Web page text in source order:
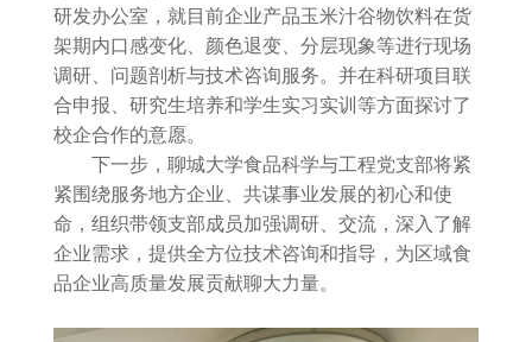
研发办公室，就目前企业产品玉米汁谷物饮料在货
架期内口感变化、颜色退变、分层现象等进行现场
调研、问题剖析与技术咨询服务。并在科研项目联
合申报、研究生培养和学生实习实训等方面探讨了
校企合作的意愿。
下一步，聊城大学食品科学与工程党支部将紧
紧围绕服务地方企业、共谋事业发展的初心和使
命，组织带领支部成员加强调研、交流，深入了解
企业需求，提供全方位技术咨询和指导，为区域食
品企业高质量发展贡献聊大力量。